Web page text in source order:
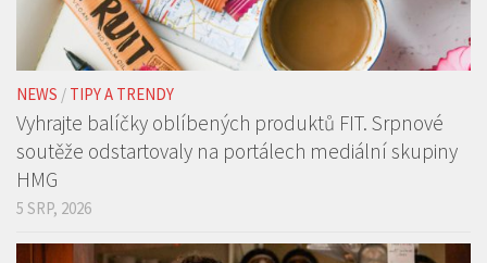
NEWS / TIPY A TRENDY
Vyhrajte balíčky oblíbených produktů FIT. Srpnové
soutěže odstartovaly na portálech mediální skupiny
HMG
5 SRP, 2026